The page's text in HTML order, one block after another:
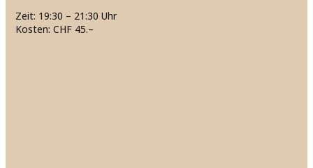
Zeit: 19:30 – 21:30 Uhr
Kosten: CHF 45.–